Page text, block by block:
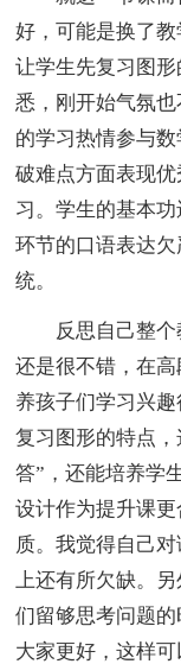
好，可能是换了
让学生先复习图
悉，刚开始气氛
的学习热情参与
破难点方面表现
习。学生的基本
环节的口语表达
统。
反思自己整
还是很不错，在
养孩子们学习兴
复习图形的特点
答”，还能培养学
设计作为提升课
质。我觉得自己
上还有所欠缺。
们留够思考问题
大家更好，这样